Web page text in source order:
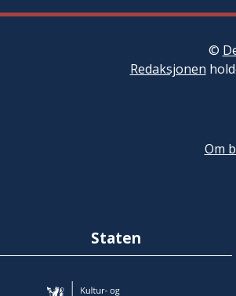
©
Redaksjonen
Om
Staten